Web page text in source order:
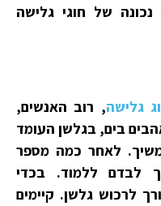
של חוגי גלישה
גלישה, רוב האנשים,
בים, בגלשן העומד
לאחר כמה מספר
לבדם ללמוד. בכדי
לרכוש גלשן. קיימים